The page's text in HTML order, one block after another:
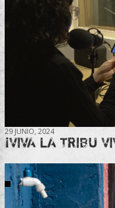
29 JUNIO, 2024
¡VIVA LA TRIBU